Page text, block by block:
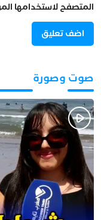
المتصفح لاستخدامها
صوت وصورة